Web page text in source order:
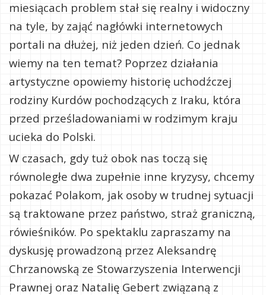
miesiącach problem stał się realny i widoczny
na tyle, by zająć nagłówki internetowych
portali na dłużej, niż jeden dzień. Co jednak
wiemy na ten temat? Poprzez działania
artystyczne opowiemy historię uchodźczej
rodziny Kurdów pochodzących z Iraku, która
przed prześladowaniami w rodzimym kraju
ucieka do Polski.
W czasach, gdy tuż obok nas toczą się
równoległe dwa zupełnie inne kryzysy, chcemy
pokazać Polakom, jak osoby w trudnej sytuacji
są traktowane przez państwo, straż graniczną,
rówieśników. Po spektaklu zapraszamy na
dyskusję prowadzoną przez Aleksandrę
Chrzanowską ze Stowarzyszenia Interwencji
Prawnej oraz Natalię Gebert związaną z